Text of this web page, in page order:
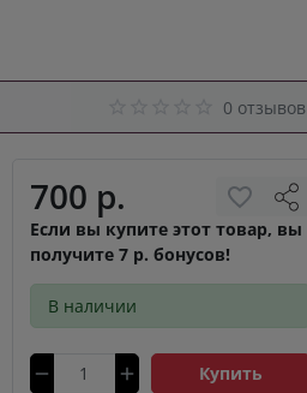
0 отзывов
700 р.
Если вы купите этот товар, вы
получите 7 р. бонусов!
В наличии
Купить